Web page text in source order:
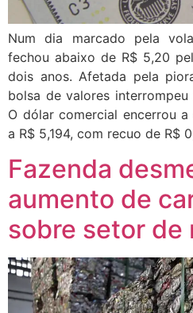
Num dia marcado pela
fechou abaixo de R$ 5,20
dois anos. Afetada pela
bolsa de valores
O dólar comercial encerrou
a R$ 5,194, com recuo de R$
Fazenda
aumento de
sobre setor de